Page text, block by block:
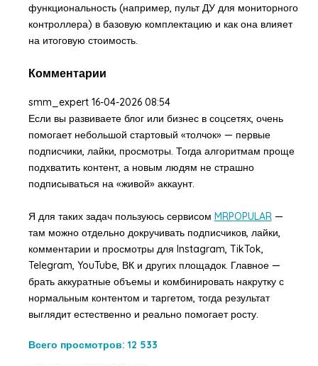
функциональность (например, пульт ДУ для мониторного
контроллера) в базовую комплектацию и как она влияет
на итоговую стоимость.
Комментарии
smm_expert 16-04-2026 08:54
Если вы развиваете блог или бизнес в соцсетях, очень
помогает небольшой стартовый «толчок» — первые
подписчики, лайки, просмотры. Тогда алгоритмам проще
подхватить контент, а новым людям не страшно
подписываться на «живой» аккаунт.
Я для таких задач пользуюсь сервисом MRPOPULAR—
там можно отдельно докручивать подписчиков, лайки,
комментарии и просмотры для Instagram, TikTok,
Telegram, YouTube, ВК и других площадок. Главное —
брать аккуратные объемы и комбинировать накрутку с
нормальным контентом и таргетом, тогда результат
выглядит естественно и реально помогает росту.
Всего просмотров: 12 533